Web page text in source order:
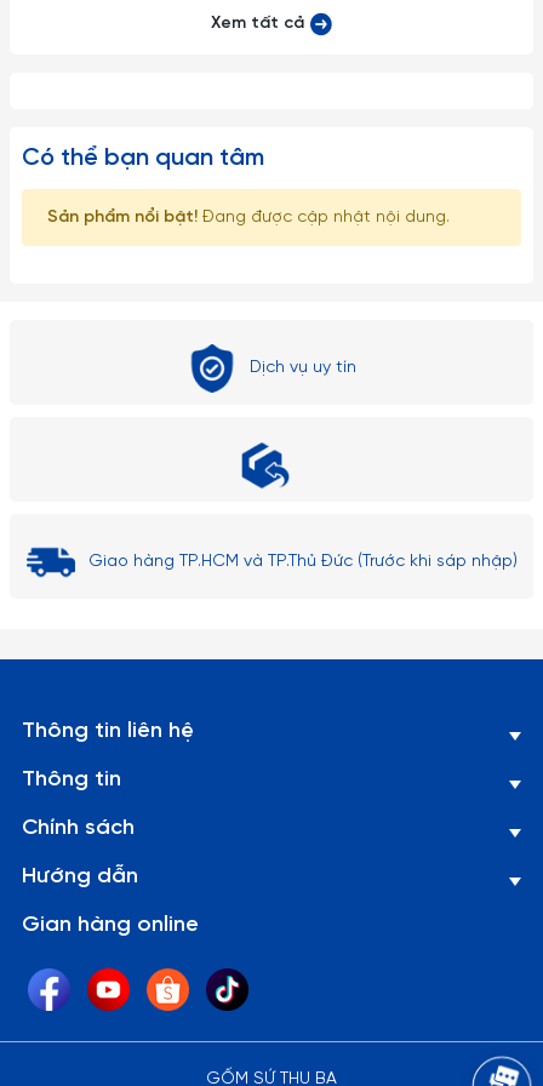
2. Về kích thước: Do góc chụp khác nhau nên sẽ gây ra những
Xem tất cả
Có thể bạn quan tâm
Sản phẩm nổi bật! Đang được cập nhật nội dung.
Dịch vụ uy tín
Giao hàng TP.HCM và TP.Thủ Đức (Trước khi sáp nhập)
Thông tin liên hệ
Thông tin
Chính sách
Hướng dẫn
Gian hàng online
GỐM SỨ THU BA